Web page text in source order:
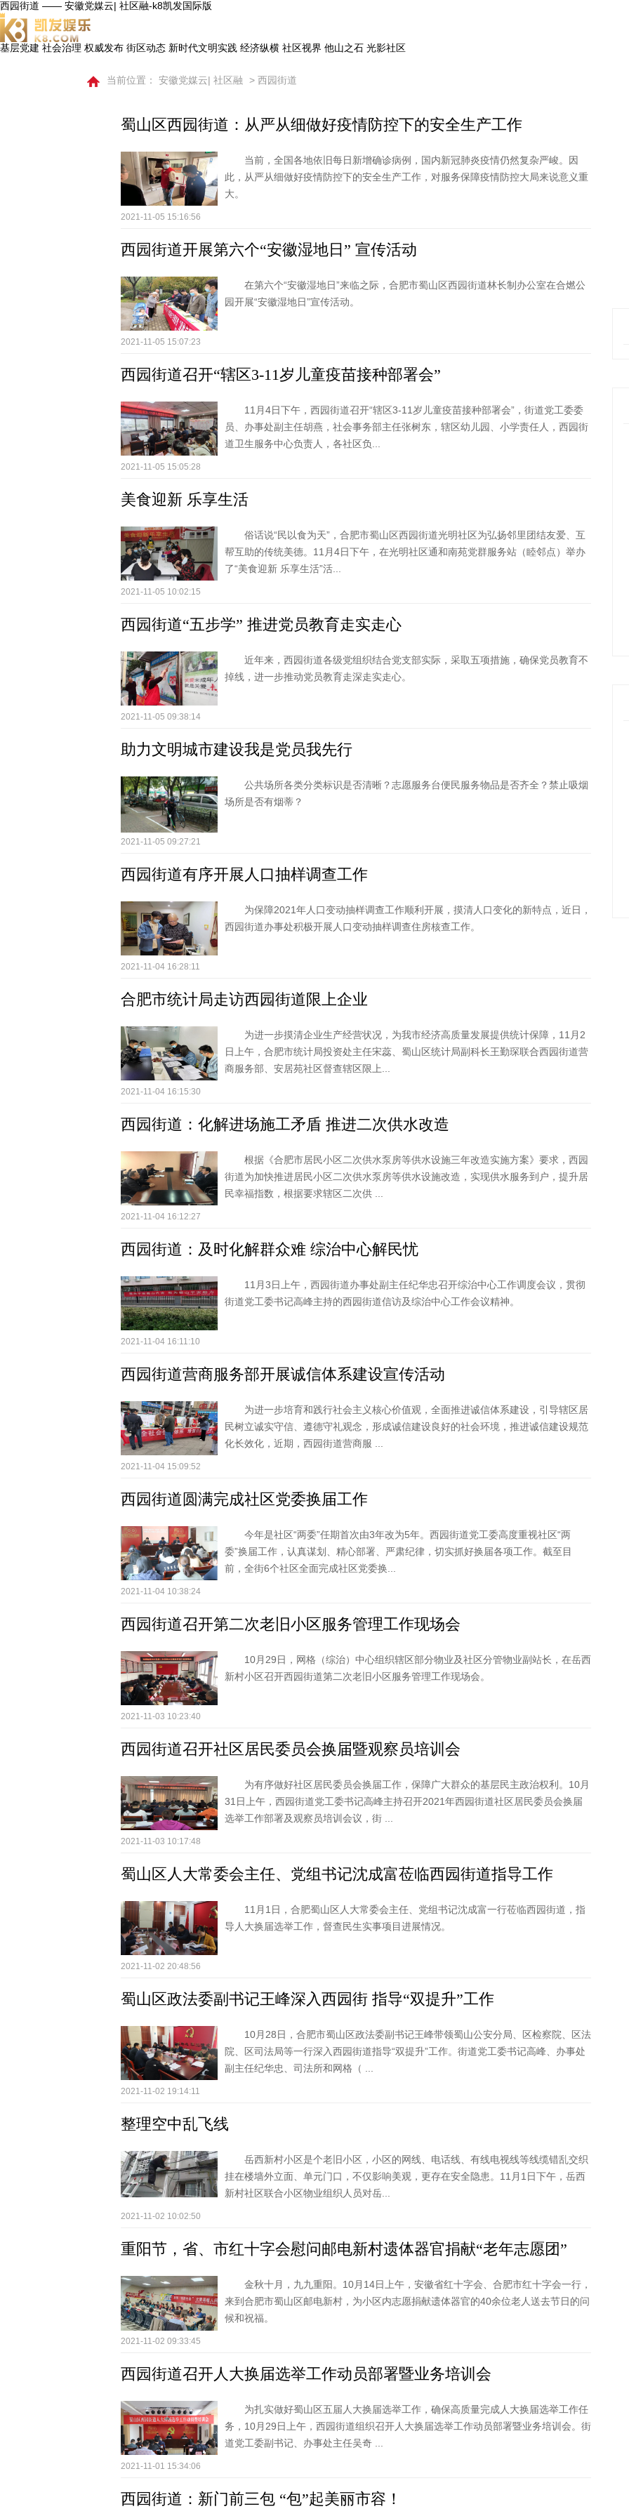
西园街道 —— 安徽党媒云| 社区融-k8凯发国际版
基层党建 社会治理 权威发布 街区动态 新时代文明实践 经济纵横 社区视界 他山之石 光影社区
当前位置： 安徽党媒云| 社区融 > 西园街道
蜀山区西园街道：从严从细做好疫情防控下的安全生产工作
当前，全国各地依旧每日新增确诊病例，国内新冠肺炎疫情仍然复杂严峻。因
此，从严从细做好疫情防控下的安全生产工作，对服务保障疫情防控大局来说意义重
大。
2021-11-05 15:16:56
西园街道开展第六个“安徽湿地日” 宣传活动
在第六个“安徽湿地日”来临之际，合肥市蜀山区西园街道林长制办公室在合燃公
园开展“安徽湿地日”宣传活动。
2021-11-05 15:07:23
西园街道召开“辖区3-11岁儿童疫苗接种部署会”
11月4日下午，西园街道召开“辖区3-11岁儿童疫苗接种部署会”，街道党工委委
员、办事处副主任胡燕，社会事务部主任张树东，辖区幼儿园、小学责任人，西园街
道卫生服务中心负责人，各社区负...
2021-11-05 15:05:28
美食迎新 乐享生活
俗话说“民以食为天”，合肥市蜀山区西园街道光明社区为弘扬邻里团结友爱、互
帮互助的传统美德。11月4日下午，在光明社区通和南苑党群服务站（睦邻点）举办
了“美食迎新 乐享生活”活...
2021-11-05 10:02:15
西园街道“五步学” 推进党员教育走实走心
近年来，西园街道各级党组织结合党支部实际，采取五项措施，确保党员教育不
掉线，进一步推动党员教育走深走实走心。
2021-11-05 09:38:14
助力文明城市建设我是党员我先行
公共场所各类分类标识是否清晰？志愿服务台便民服务物品是否齐全？禁止吸烟
场所是否有烟蒂？
2021-11-05 09:27:21
西园街道有序开展人口抽样调查工作
为保障2021年人口变动抽样调查工作顺利开展，摸清人口变化的新特点，近日，
西园街道办事处积极开展人口变动抽样调查住房核查工作。
2021-11-04 16:28:11
合肥市统计局走访西园街道限上企业
为进一步摸清企业生产经营状况，为我市经济高质量发展提供统计保障，11月2
日上午，合肥市统计局投资处主任宋蕊、蜀山区统计局副科长王勤琛联合西园街道营
商服务部、安居苑社区督查辖区限上...
2021-11-04 16:15:30
西园街道：化解进场施工矛盾 推进二次供水改造
根据《合肥市居民小区二次供水泵房等供水设施三年改造实施方案》要求，西园
街道为加快推进居民小区二次供水泵房等供水设施改造，实现供水服务到户，提升居
民幸福指数，根据要求辖区二次供 ...
2021-11-04 16:12:27
西园街道：及时化解群众难 综治中心解民忧
11月3日上午，西园街道办事处副主任纪华忠召开综治中心工作调度会议，贯彻
街道党工委书记高峰主持的西园街道信访及综治中心工作会议精神。
2021-11-04 16:11:10
西园街道营商服务部开展诚信体系建设宣传活动
为进一步培育和践行社会主义核心价值观，全面推进诚信体系建设，引导辖区居
民树立诚实守信、遵德守礼观念，形成诚信建设良好的社会环境，推进诚信建设规范
化长效化，近期，西园街道营商服 ...
2021-11-04 15:09:52
西园街道圆满完成社区党委换届工作
今年是社区“两委”任期首次由3年改为5年。西园街道党工委高度重视社区“两
委”换届工作，认真谋划、精心部署、严肃纪律，切实抓好换届各项工作。截至目
前，全街6个社区全面完成社区党委换...
2021-11-04 10:38:24
西园街道召开第二次老旧小区服务管理工作现场会
10月29日，网格（综治）中心组织辖区部分物业及社区分管物业副站长，在岳西
新村小区召开西园街道第二次老旧小区服务管理工作现场会。
2021-11-03 10:23:40
西园街道召开社区居民委员会换届暨观察员培训会
为有序做好社区居民委员会换届工作，保障广大群众的基层民主政治权利。10月
31日上午，西园街道党工委书记高峰主持召开2021年西园街道社区居民委员会换届
选举工作部署及观察员培训会议，街 ...
2021-11-03 10:17:48
蜀山区人大常委会主任、党组书记沈成富莅临西园街道指导工作
11月1日，合肥蜀山区人大常委会主任、党组书记沈成富一行莅临西园街道，指
导人大换届选举工作，督查民生实事项目进展情况。
2021-11-02 20:48:56
蜀山区政法委副书记王峰深入西园街 指导“双提升”工作
10月28日，合肥市蜀山区政法委副书记王峰带领蜀山公安分局、区检察院、区法
院、区司法局等一行深入西园街道指导“双提升”工作。街道党工委书记高峰、办事处
副主任纪华忠、司法所和网格（ ...
2021-11-02 19:14:11
整理空中乱飞线
岳西新村小区是个老旧小区，小区的网线、电话线、有线电视线等线缆错乱交织
挂在楼墙外立面、单元门口，不仅影响美观，更存在安全隐患。11月1日下午，岳西
新村社区联合小区物业组织人员对岳...
2021-11-02 10:02:50
重阳节，省、市红十字会慰问邮电新村遗体器官捐献“老年志愿团”
金秋十月，九九重阳。10月14日上午，安徽省红十字会、合肥市红十字会一行，
来到合肥市蜀山区邮电新村，为小区内志愿捐献遗体器官的40余位老人送去节日的问
候和祝福。​
2021-11-02 09:33:45
西园街道召开人大换届选举工作动员部署暨业务培训会
为扎实做好蜀山区五届人大换届选举工作，确保高质量完成人大换届选举工作任
务，10月29日上午，西园街道组织召开人大换届选举工作动员部署暨业务培训会。街
道党工委副书记、办事处主任吴奇 ...
2021-11-01 15:34:06
西园街道：新门前三包 “包”起美丽市容！